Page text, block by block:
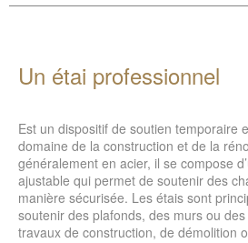
Un étai professionnel
Est un dispositif de soutien temporaire
domaine de la construction et de la
généralement en acier, il se compose
ajustable qui permet de soutenir des
manière sécurisée. Les étais sont
soutenir des plafonds, des murs ou
travaux de construction, de démolition